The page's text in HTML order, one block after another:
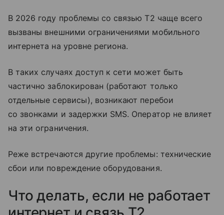
В 2026 году проблемы со связью T2 чаще всего
вызваны внешними ограничениями мобильного
интернета на уровне региона.
В таких случаях доступ к сети может быть
частично заблокирован (работают только
отдельные сервисы), возникают перебои
со звонками и задержки SMS. Оператор не влияет
на эти ограничения.
Реже встречаются другие проблемы: технические
сбои или повреждение оборудования.
Что делать, если не работает